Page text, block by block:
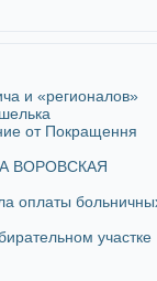
и «регионалов»
от Покращення
ВОРОВСКАЯ
оплаты
участке